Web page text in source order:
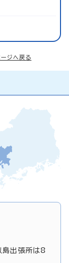
ージへ戻る
島出張所は8